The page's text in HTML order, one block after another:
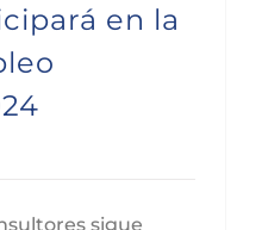
en la
sigue